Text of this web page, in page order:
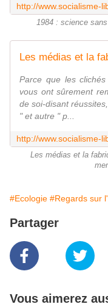
1984 : science
Parce que les
vous ont sûrement
de soi-disant
" et autre " p...
Les médias et la
#Ecologie #Regards sur
Partager
Vous aimerez